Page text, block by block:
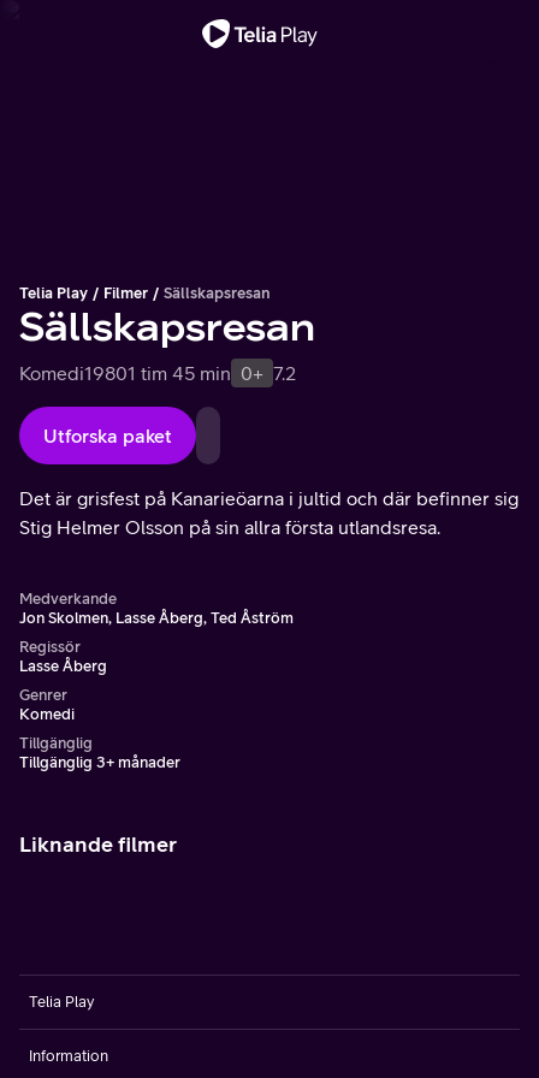
Telia Play Filmer Sällskapsresan
Sällskapsresan
Komedi19801 tim 45 min 0+ 7.2
Utforska paket
Det är grisfest på Kanarieöarna i jultid och där befinner sig
Stig Helmer Olsson på sin allra första utlandsresa.
Medverkande
Jon Skolmen, Lasse Åberg, Ted Åström
Regissör
Lasse Åberg
Genrer
Komedi
Tillgänglig
Tillgänglig 3+ månader
Liknande filmer
Telia Play
Information